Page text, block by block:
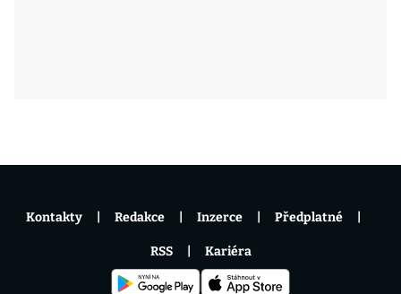
Kontakty Redakce Inzerce Předplatné
RSS Kariéra